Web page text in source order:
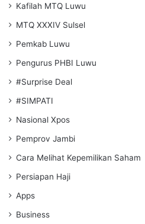
Kafilah MTQ Luwu
MTQ XXXIV Sulsel
Pemkab Luwu
Pengurus PHBI Luwu
#Surprise Deal
#SIMPATI
Nasional Xpos
Pemprov Jambi
Cara Melihat Kepemilikan Saham
Persiapan Haji
Apps
Business